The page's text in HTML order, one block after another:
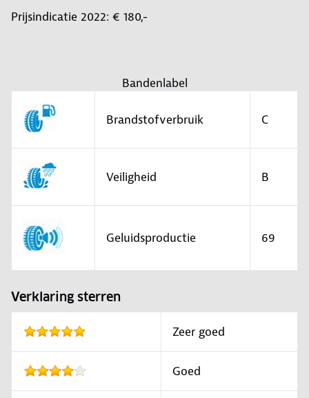
Prijsindicatie 2022: € 180,-
Bandenlabel
Brandstofverbruik C
Veiligheid B
Geluidsproductie 69
Verklaring sterren
Zeer goed
Goed